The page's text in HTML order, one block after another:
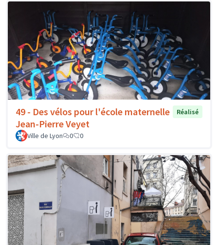
49 - Des vélos pour l'école maternelle
Jean-Pierre Veyet
Réalisé
Ville de Lyon 0 0